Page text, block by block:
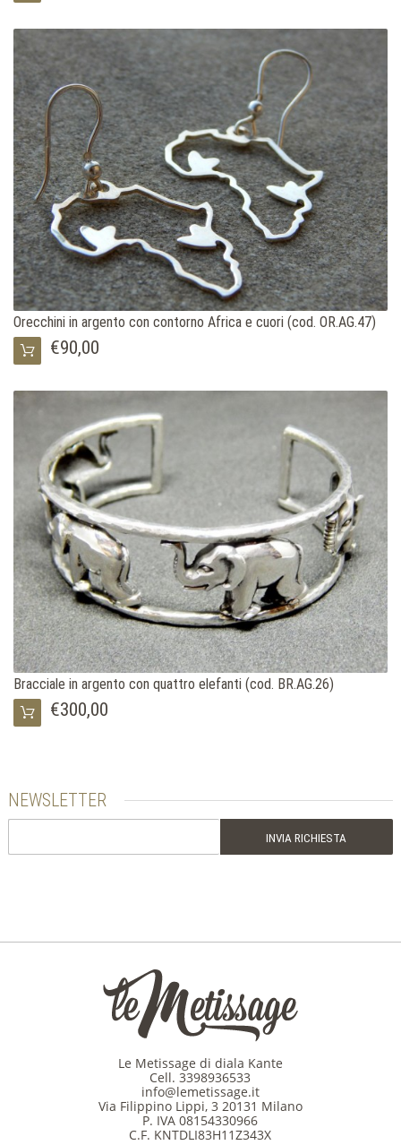
Orecchini in argento con contorno Africa e cuori (cod. OR.AG.47)
€90,00
Bracciale in argento con quattro elefanti (cod. BR.AG.26)
€300,00
NEWSLETTER
Le Metissage di diala Kante
Cell.3398936533
info@lemetissage.it
Via Filippino Lippi, 3 20131 Milano
P. IVA 08154330966
C.F. KNTDLI83H11Z343X